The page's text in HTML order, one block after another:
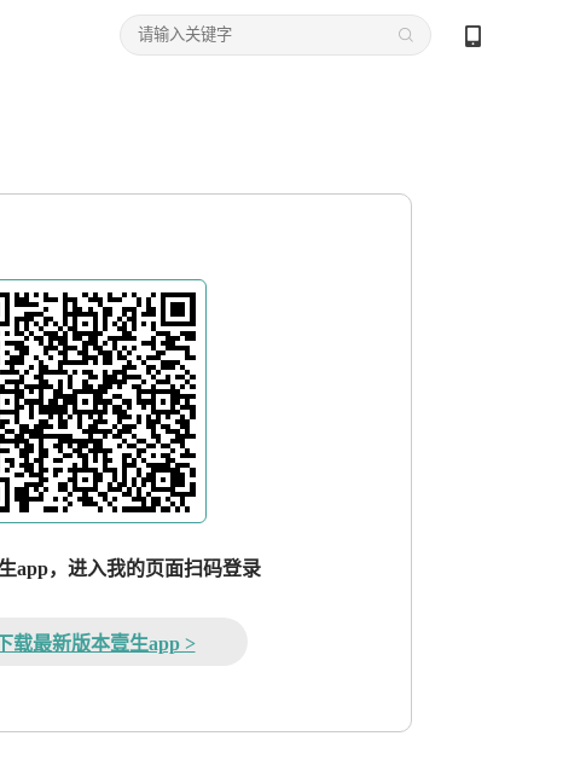
app，进入我的页面扫码登录
载最新版本壹生app >